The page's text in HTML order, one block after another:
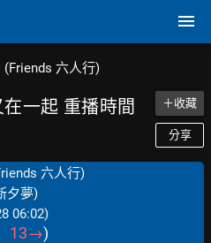
六人行)
一起 重播時間 ＋收藏
分享
六人行)
夕夢)
06:02)
13→)